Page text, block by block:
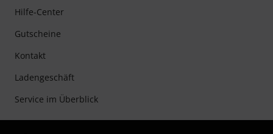
Hilfe-Center
Gutscheine
Kontakt
Ladengeschäft
Service im Überblick